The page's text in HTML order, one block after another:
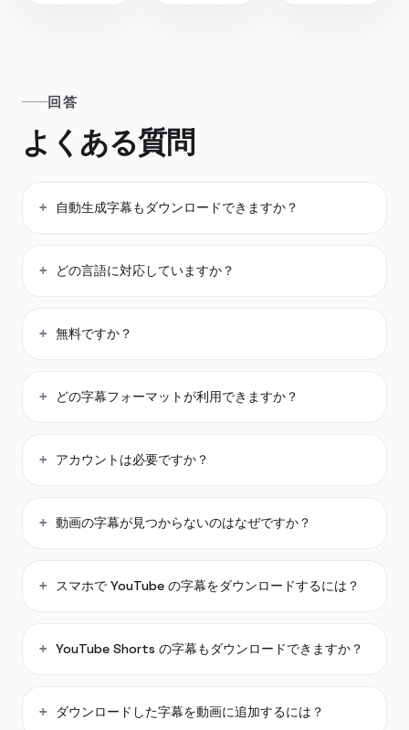
回答
よくある質問
自動生成字幕もダウンロードできますか？
どの言語に対応していますか？
無料ですか？
どの字幕フォーマットが利用できますか？
アカウントは必要ですか？
動画の字幕が見つからないのはなぜですか？
スマホで YouTube の字幕をダウンロードするには？
YouTube Shorts の字幕もダウンロードできますか？
ダウンロードした字幕を動画に追加するには？